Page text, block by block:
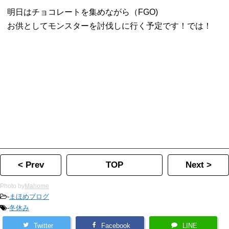
明日はチョコレートを集めながら（FGO)
お供としてモンスターを討伐しに行く予定です！では！
< Prev TOP Next >
Photo byMahome
-まほめブログ
-冬休み
Twitter Facebook LINE